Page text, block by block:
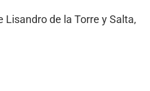
Lisandro de la Torre y Salta,